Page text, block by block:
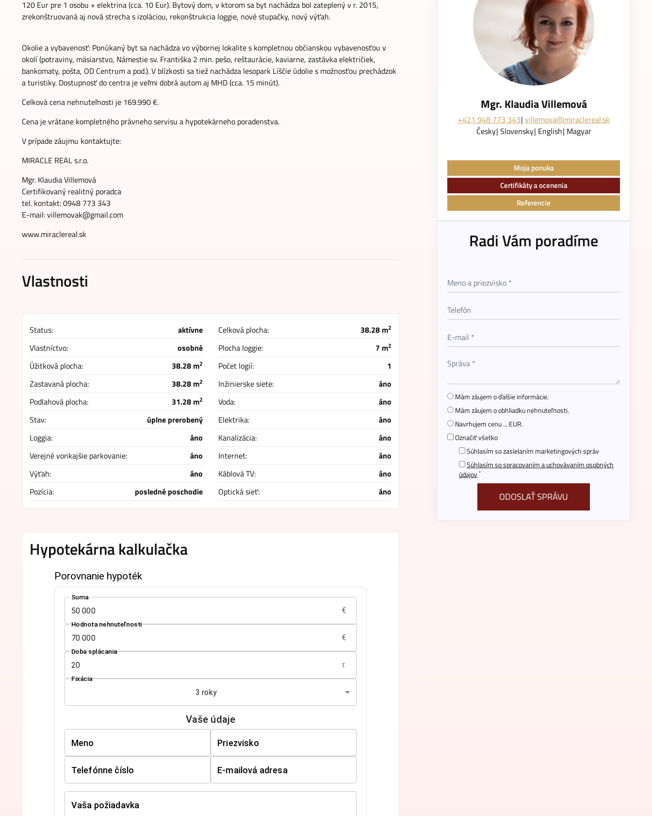
120 Eur pre 1 osobu + elektrina (cca. 10 Eur). Bytový dom, v ktorom sa byt nachádza bol zateplený v r. 2015,
zrekonštruovaná aj nová strecha s izoláciou, rekonštrukcia loggie, nové stupačky, nový výťah.
Okolie a vybavenosť: Ponúkaný byt sa nachádza vo výbornej lokalite s kompletnou občianskou vybavenosťou v
okolí (potraviny, mäsiarstvo, Námestie sv. Františka 2 min. pešo, reštaurácie, kaviarne, zastávka električiek,
bankomaty, pošta, OD Centrum a pod.). V blízkosti sa tiež nachádza lesopark Líščie údolie s možnosťou prechádzok
a turistiky. Dostupnosť do centra je veľmi dobrá autom aj MHD (cca. 15 minút).
Celková cena nehnuteľnosti je 169.990 €.
Cena je vrátane kompletného právneho servisu a hypotekárneho poradenstva.
V prípade záujmu kontaktujte:
MIRACLE REAL s.r.o.
Mgr. Klaudia Villemová
Certifikovaný realitný poradca
tel. kontakt: 0948 773 343
E-mail: villemovak@gmail.com
www.miraclereal.sk
Vlastnosti
Status:
aktívne
Vlastníctvo:
osobné
Úžitková plocha:
38.28 m2
Zastavaná plocha: 38.28 m2
Podlahová plocha: 31.28 m2
Stav:
úplne prerobený
Loggia:
áno
Verejné vonkajšie parkovanie:
áno
Výťah:
áno
Pozícia:
posledné poschodie
Celková plocha: 38.28 m2
Plocha loggie: 7 m2
Počet logií:
1
Inžinierske siete:
áno
Voda:
áno
Elektrika:
áno
Kanalizácia:
áno
Internet:
áno
Káblová TV:
áno
Optická sieť:
áno
Hypotekárna kalkulačka
Mgr. Klaudia Villemová
+421 948 773 343 villemova@miraclereal.sk
Česky Slovensky English Magyar
Moja ponuka
Certifikáty a ocenenia
Referencie
Radi Vám poradíme
Mám záujem o ďalšie informácie.
Mám záujem o obhliadku nehnuteľnosti.
Navrhujem cenu ... EUR.
Označiť všetko
Súhlasím so zasielaním marketingových správ
Súhlasím so spracovaním a uchovávaním osobných
údajov*